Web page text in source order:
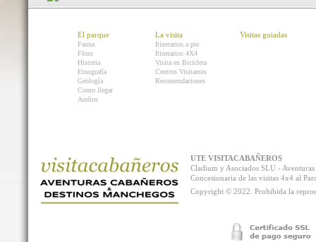
El parque
Fauna
Flora
Historia
Etnografía
Geología
Como llegar
Audios
La visita
Itinerarios a pie
Itinerarios 4X4
Visita en Bicicleta
Centros Visitantes
Recomendaciones
Visitas guiadas
UTE VISITACABAÑEROS
Cladium y Asociados SLU -
Concesionaria de las visitas 4x4 al
Copyright © 2022. Prohibida la